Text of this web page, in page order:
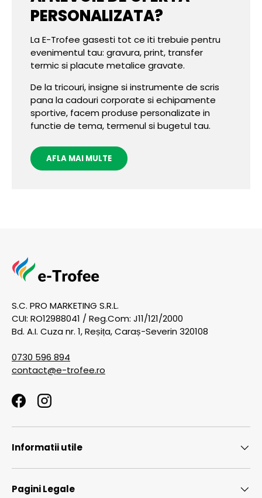
PERSONALIZATA?
La E-Trofee gasesti tot ce iti trebuie pentru
evenimentul tau: gravura, print, transfer
termic si placute metalice gravate.
De la tricouri, insigne si instrumente de scris
pana la cadouri corporate si echipamente
sportive, facem produse personalizate in
functie de tema, termenul si bugetul tau.
AFLA MAI MULTE
S.C. PRO MARKETING S.R.L.
CUI: RO12988041 / Reg.Com: J11/121/2000
Bd. A.I. Cuza nr. 1, Reșița, Caraș-Severin 320108
0730 596 894
contact@e-trofee.ro
FacebookInstagram
Informatii utile
Pagini Legale